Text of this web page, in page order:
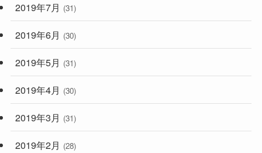
2019年7月 (31)
2019年6月 (30)
2019年5月 (31)
2019年4月 (30)
2019年3月 (31)
2019年2月 (28)